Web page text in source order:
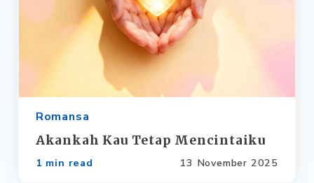
Romansa
Akankah Kau Tetap Mencintaiku
1 min read 13 November 2025